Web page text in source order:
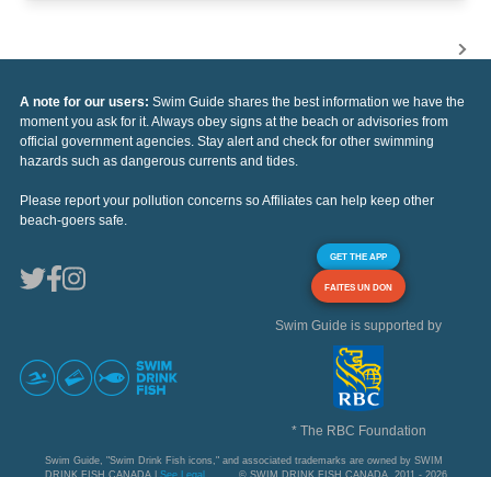
A note for our users: Swim Guide shares the best information we have the
moment you ask for it. Always obey signs at the beach or advisories from
official government agencies. Stay alert and check for other swimming
hazards such as dangerous currents and tides.
Please report your pollution concerns so Affiliates can help keep other
beach-goers safe.
GET THE APP
FAITES UN DON
Swim Guide is supported by
* The RBC Foundation
Swim Guide, "Swim Drink Fish icons," and associated trademarks are owned by SWIM